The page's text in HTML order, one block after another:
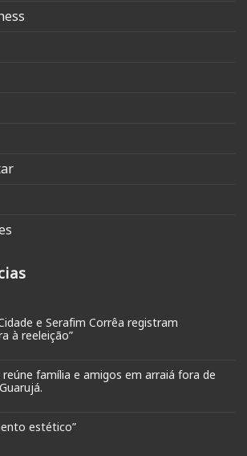
e Serafim Corrêa registram
à reeleição”
reúne família e amigos em arraiá fora de
estético”